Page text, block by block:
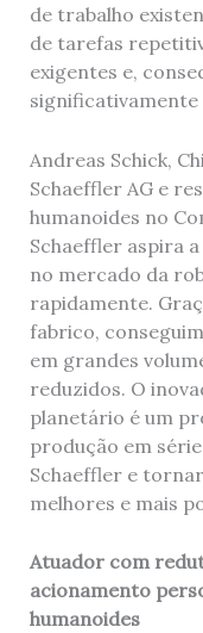
de trabalho
de tarefas
exigentes e,
Andreas Schick,
Schaeffler AG e
humanoides no
Schaeffler aspira
no mercado da
rapidamente.
fabrico,
em grandes
reduzidos. O
planetário é um
produção em
Schaeffler e
melhores e mais
Atuador com
acionamento
humanoides